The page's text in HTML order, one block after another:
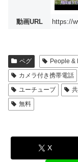
動画URL https://
ペグ People &
カメラ付き携帯電話
ユーチューブ
無料
X